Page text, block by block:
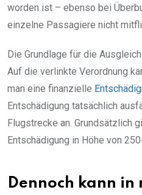
worden ist – ebenso bei
einzelne Passagiere nicht
Die Grundlage für die
Auf die verlinkte Verordnung
man eine finanzielle
Entschädigung tatsächlich
Flugstrecke an. Grundsätzlich
Entschädigung in Höhe von
Dennoch kann in